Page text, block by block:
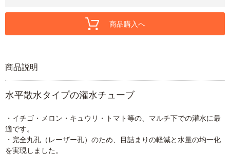
商品購入へ
商品説明
水平散水タイプの灌水チューブ
・イチゴ・メロン・キュウリ・トマト等の、マルチ下での灌水に最
適です。
・完全丸孔（レーザー孔）のため、目詰まりの軽減と水量の均一化
を実現しました。